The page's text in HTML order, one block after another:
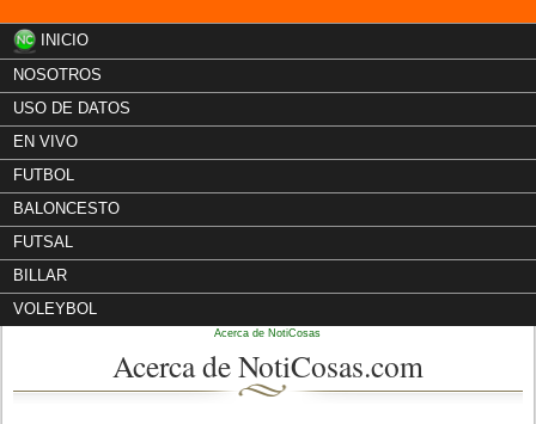
INICIO
NOSOTROS
USO DE DATOS
EN VIVO
FUTBOL
BALONCESTO
FUTSAL
BILLAR
VOLEYBOL
Nosotros
Acerca de NotiCosas
Acerca de NotiCosas.com